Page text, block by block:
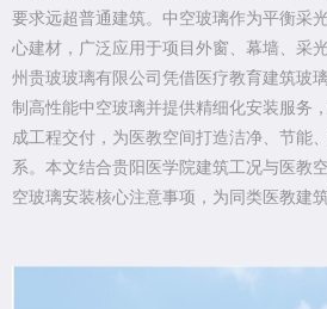
要求远超普通建筑。中空玻璃作为平衡采
心建材，广泛应用于项目外窗、幕墙、采
州贵玻玻璃有限公司凭借医疗教育建筑玻
制高性能中空玻璃并提供精细化安装服务
成工程交付，为医教空间打造洁净、节能
系。本文结合贵阳医学院建筑工况与医教
空玻璃安装核心注意事项，为同类医教建